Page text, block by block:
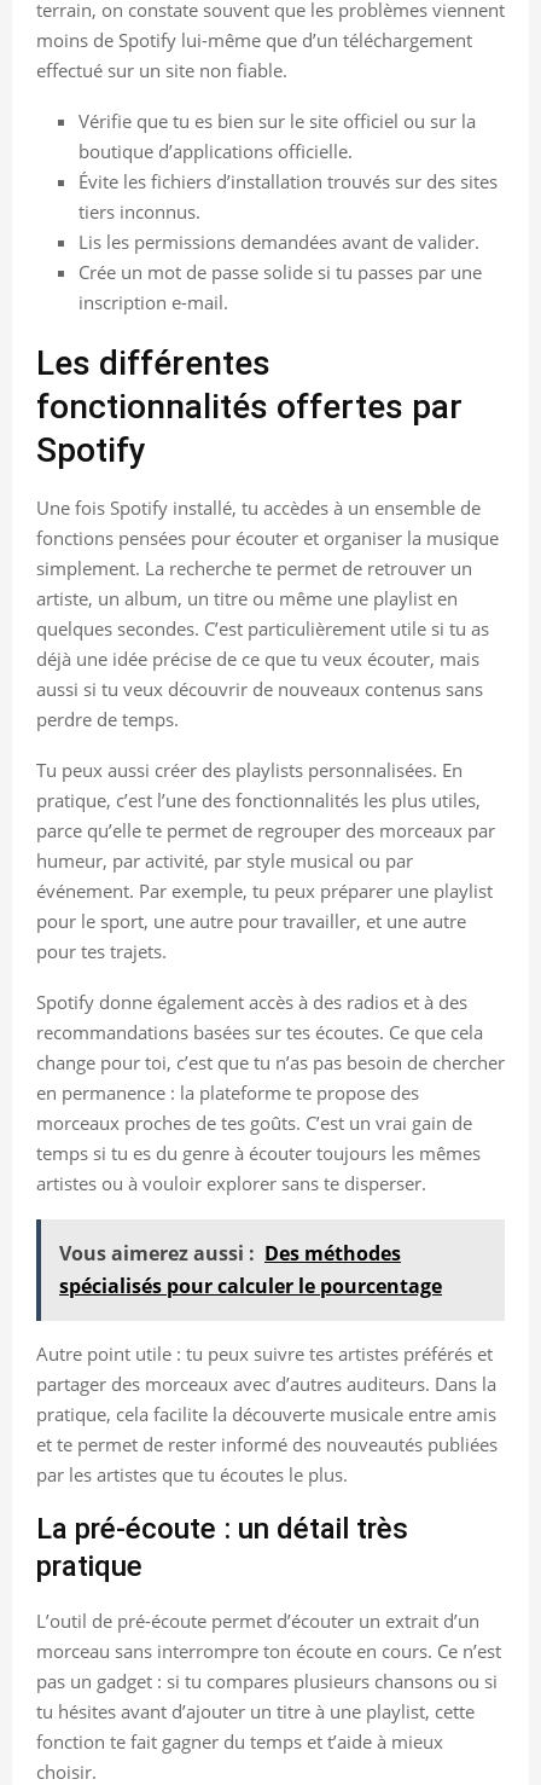
terrain, on constate souvent que les problèmes viennent
moins de Spotify lui-même que d’un téléchargement
effectué sur un site non fiable.
Vérifie que tu es bien sur le site officiel ou sur la
boutique d’applications officielle.
Évite les fichiers d’installation trouvés sur des sites
tiers inconnus.
Lis les permissions demandées avant de valider.
Crée un mot de passe solide si tu passes par une
inscription e-mail.
Les différentes
fonctionnalités offertes par
Spotify
Une fois Spotify installé, tu accèdes à un ensemble de
fonctions pensées pour écouter et organiser la musique
simplement. La recherche te permet de retrouver un
artiste, un album, un titre ou même une playlist en
quelques secondes. C’est particulièrement utile si tu as
déjà une idée précise de ce que tu veux écouter, mais
aussi si tu veux découvrir de nouveaux contenus sans
perdre de temps.
Tu peux aussi créer des playlists personnalisées. En
pratique, c’est l’une des fonctionnalités les plus utiles,
parce qu’elle te permet de regrouper des morceaux par
humeur, par activité, par style musical ou par
événement. Par exemple, tu peux préparer une playlist
pour le sport, une autre pour travailler, et une autre
pour tes trajets.
Spotify donne également accès à des radios et à des
recommandations basées sur tes écoutes. Ce que cela
change pour toi, c’est que tu n’as pas besoin de chercher
en permanence : la plateforme te propose des
morceaux proches de tes goûts. C’est un vrai gain de
temps si tu es du genre à écouter toujours les mêmes
artistes ou à vouloir explorer sans te disperser.
Vous aimerez aussi : Des méthodes
spécialisés pour calculer le pourcentage
Autre point utile : tu peux suivre tes artistes préférés et
partager des morceaux avec d’autres auditeurs. Dans la
pratique, cela facilite la découverte musicale entre amis
et te permet de rester informé des nouveautés publiées
par les artistes que tu écoutes le plus.
La pré-écoute : un détail très
pratique
L’outil de pré-écoute permet d’écouter un extrait d’un
morceau sans interrompre ton écoute en cours. Ce n’est
pas un gadget : si tu compares plusieurs chansons ou si
tu hésites avant d’ajouter un titre à une playlist, cette
fonction te fait gagner du temps et t’aide à mieux
choisir.